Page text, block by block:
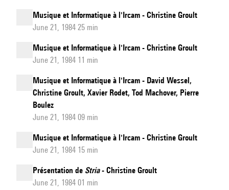
Musique et Informatique à l'Ircam - Christine Groult
June 21, 1984 25 min
Musique et Informatique à l'Ircam - Christine Groult
June 21, 1984 11 min
Musique et Informatique à l'Ircam - David Wessel,
Christine Groult, Xavier Rodet, Tod Machover, Pierre
Boulez
June 21, 1984 09 min
Musique et Informatique à l'Ircam - Christine Groult
June 21, 1984 15 min
Présentation de Stria- Christine Groult
June 21, 1984 01 min